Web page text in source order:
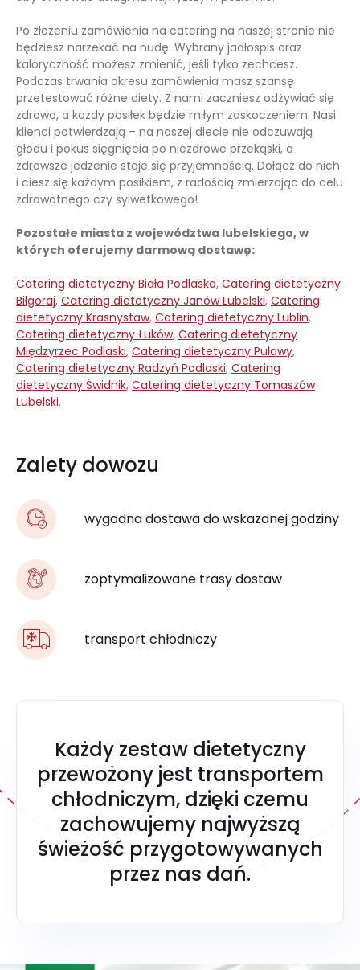
Po złożeniu zamówienia na catering na naszej stronie nie
będziesz narzekać na nudę. Wybrany jadłospis oraz
kaloryczność możesz zmienić, jeśli tylko zechcesz.
Podczas trwania okresu zamówienia masz szansę
przetestować różne diety. Z nami zaczniesz odżywiać się
zdrowo, a każdy posiłek będzie miłym zaskoczeniem. Nasi
klienci potwierdzają – na naszej diecie nie odczuwają
głodu i pokus sięgnięcia po niezdrowe przekąski, a
zdrowsze jedzenie staje się przyjemnością. Dołącz do nich
i ciesz się każdym posiłkiem, z radością zmierzając do celu
zdrowotnego czy sylwetkowego!
Pozostałe miasta z województwa lubelskiego, w
których oferujemy darmową dostawę:
Catering dietetyczny Biała Podlaska, Catering dietetyczny
Biłgoraj, Catering dietetyczny Janów Lubelski, Catering
dietetyczny Krasnystaw, Catering dietetyczny Lublin,
Catering dietetyczny Łuków, Catering dietetyczny
Międzyrzec Podlaski, Catering dietetyczny Puławy,
Catering dietetyczny Radzyń Podlaski, Catering
dietetyczny Świdnik, Catering dietetyczny Tomaszów
Lubelski.
Zalety dowozu
wygodna dostawa do wskazanej godziny
zoptymalizowane trasy dostaw
transport chłodniczy
Każdy zestaw dietetyczny
przewożony jest transportem
chłodniczym, dzięki czemu
zachowujemy najwyższą
świeżość przygotowywanych
przez nas dań.